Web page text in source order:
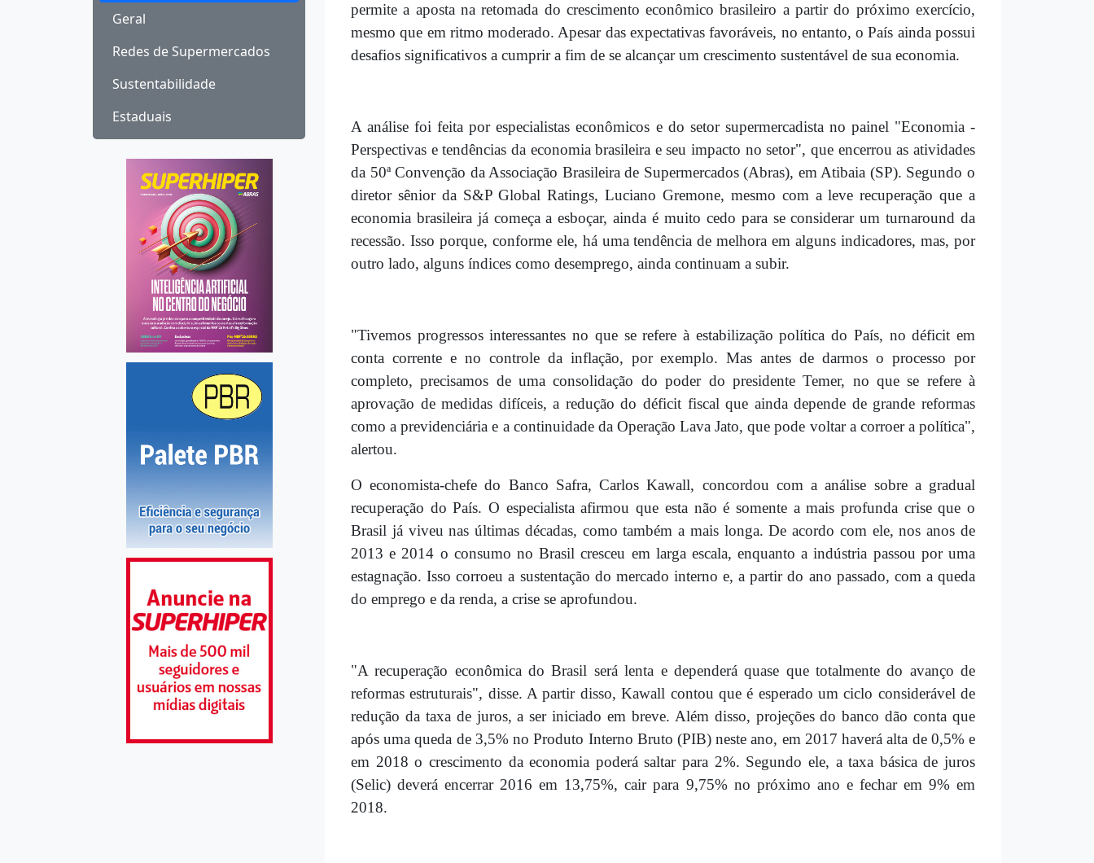
Geral
Redes de Supermercados
Sustentabilidade
Estaduais
permite a aposta na retomada do crescimento econômico brasileiro a partir do próximo exercício,
mesmo que em ritmo moderado. Apesar das expectativas favoráveis, no entanto, o País ainda possui
desafios significativos a cumprir a fim de se alcançar um crescimento sustentável de sua economia.
A análise foi feita por especialistas econômicos e do setor supermercadista no painel "Economia -
Perspectivas e tendências da economia brasileira e seu impacto no setor", que encerrou as atividades
da 50ª Convenção da Associação Brasileira de Supermercados (Abras), em Atibaia (SP). Segundo o
diretor sênior da S&P Global Ratings, Luciano Gremone, mesmo com a leve recuperação que a
economia brasileira já começa a esboçar, ainda é muito cedo para se considerar um turnaround da
recessão. Isso porque, conforme ele, há uma tendência de melhora em alguns indicadores, mas, por
outro lado, alguns índices como desemprego, ainda continuam a subir.
"Tivemos progressos interessantes no que se refere à estabilização política do País, no déficit em
conta corrente e no controle da inflação, por exemplo. Mas antes de darmos o processo por
completo, precisamos de uma consolidação do poder do presidente Temer, no que se refere à
aprovação de medidas difíceis, a redução do déficit fiscal que ainda depende de grande reformas
como a previdenciária e a continuidade da Operação Lava Jato, que pode voltar a corroer a política",
alertou.
O economista-chefe do Banco Safra, Carlos Kawall, concordou com a análise sobre a gradual
recuperação do País. O especialista afirmou que esta não é somente a mais profunda crise que o
Brasil já viveu nas últimas décadas, como também a mais longa. De acordo com ele, nos anos de
2013 e 2014 o consumo no Brasil cresceu em larga escala, enquanto a indústria passou por uma
estagnação. Isso corroeu a sustentação do mercado interno e, a partir do ano passado, com a queda
do emprego e da renda, a crise se aprofundou.
"A recuperação econômica do Brasil será lenta e dependerá quase que totalmente do avanço de
reformas estruturais", disse. A partir disso, Kawall contou que é esperado um ciclo considerável de
redução da taxa de juros, a ser iniciado em breve. Além disso, projeções do banco dão conta que
após uma queda de 3,5% no Produto Interno Bruto (PIB) neste ano, em 2017 haverá alta de 0,5% e
em 2018 o crescimento da economia poderá saltar para 2%. Segundo ele, a taxa básica de juros
(Selic) deverá encerrar 2016 em 13,75%, cair para 9,75% no próximo ano e fechar em 9% em
2018.